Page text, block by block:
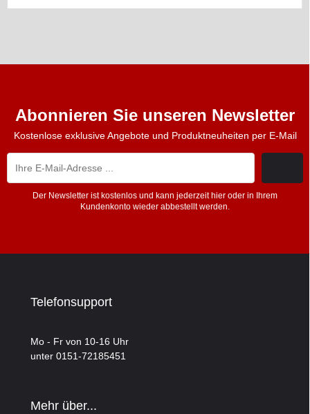
Abonnieren Sie unseren Newsletter
Kostenlose exklusive Angebote und Produktneuheiten per E-Mail
Der Newsletter ist kostenlos und kann jederzeit hier oder in Ihrem
Kundenkonto wieder abbestellt werden.
Telefonsupport
Mo - Fr von 10-16 Uhr
unter 0151-72185451
Mehr über...